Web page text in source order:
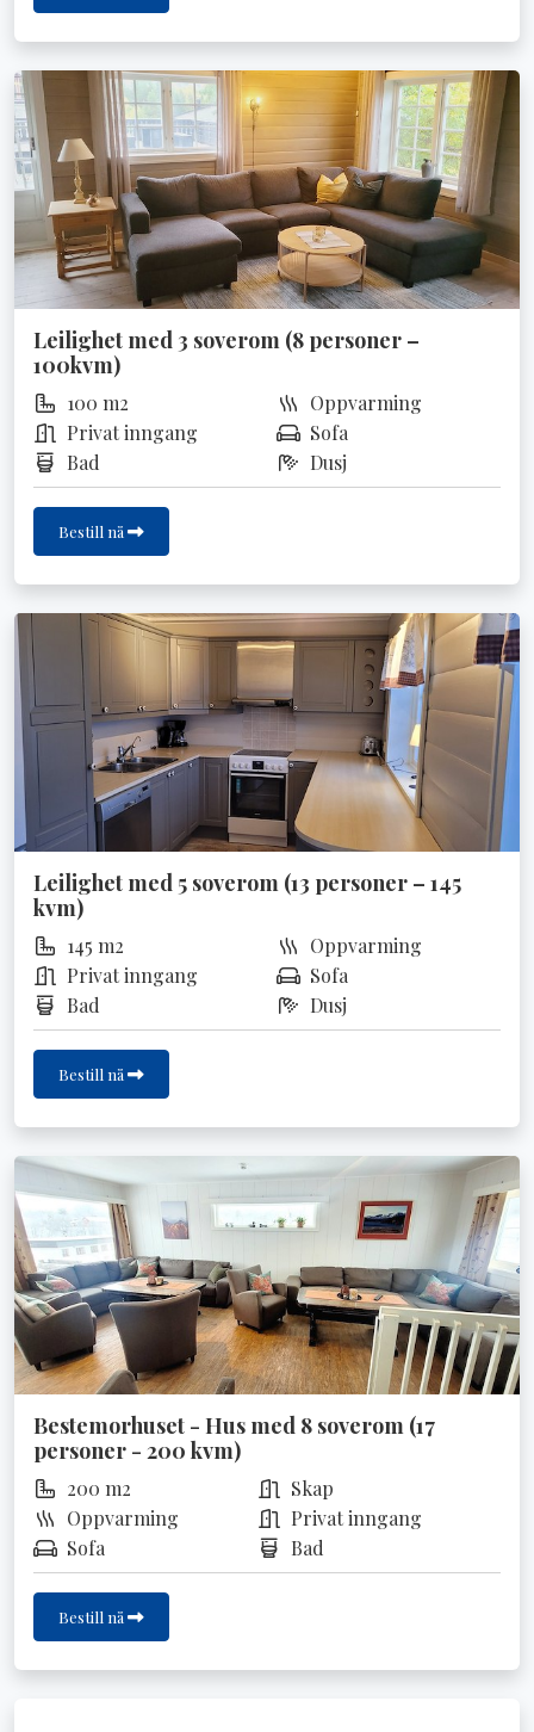
Leilighet med 3 soverom (8 personer –
100kvm)
100 m2
Oppvarming
Privat inngang
Sofa
Bad
Dusj
Bestill nå
Leilighet med 5 soverom (13 personer – 145
kvm)
145 m2
Oppvarming
Privat inngang
Sofa
Bad
Dusj
Bestill nå
Bestemorhuset - Hus med 8 soverom (17
personer - 200 kvm)
200 m2
Skap
Oppvarming
Privat inngang
Sofa
Bad
Bestill nå